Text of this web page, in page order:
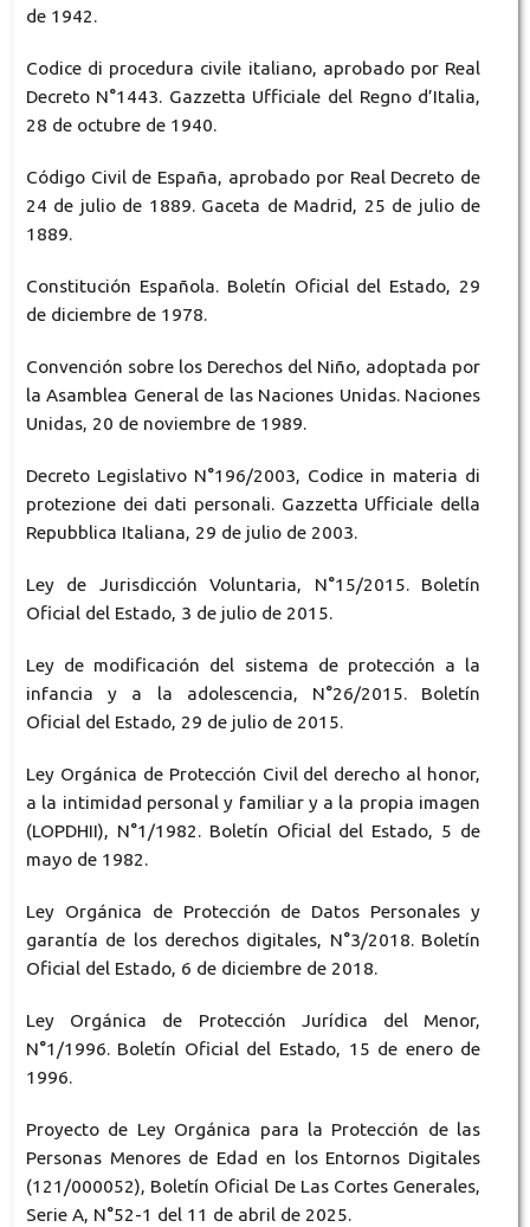
de 1942.
Codice di procedura civile italiano, aprobado por Real
Decreto N°1443. Gazzetta Ufficiale del Regno d’Italia,
28 de octubre de 1940.
Código Civil de España, aprobado por Real Decreto de
24 de julio de 1889. Gaceta de Madrid, 25 de julio de
1889.
Constitución Española. Boletín Oficial del Estado, 29
de diciembre de 1978.
Convención sobre los Derechos del Niño, adoptada por
la Asamblea General de las Naciones Unidas. Naciones
Unidas, 20 de noviembre de 1989.
Decreto Legislativo N°196/2003, Codice in materia di
protezione dei dati personali. Gazzetta Ufficiale della
Repubblica Italiana, 29 de julio de 2003.
Ley de Jurisdicción Voluntaria, N°15/2015. Boletín
Oficial del Estado, 3 de julio de 2015.
Ley de modificación del sistema de protección a la
infancia y a la adolescencia, N°26/2015. Boletín
Oficial del Estado, 29 de julio de 2015.
Ley Orgánica de Protección Civil del derecho al honor,
a la intimidad personal y familiar y a la propia imagen
(LOPDHII), N°1/1982. Boletín Oficial del Estado, 5 de
mayo de 1982.
Ley Orgánica de Protección de Datos Personales y
garantía de los derechos digitales, N°3/2018. Boletín
Oficial del Estado, 6 de diciembre de 2018.
Ley Orgánica de Protección Jurídica del Menor,
N°1/1996. Boletín Oficial del Estado, 15 de enero de
1996.
Proyecto de Ley Orgánica para la Protección de las
Personas Menores de Edad en los Entornos Digitales
(121/000052), Boletín Oficial De Las Cortes Generales,
Serie A, N°52-1 del 11 de abril de 2025.